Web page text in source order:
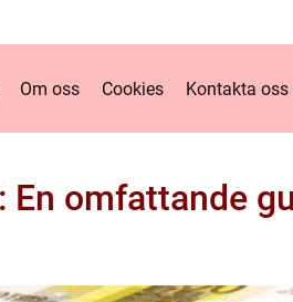
Om oss Cookies Kontakta oss
En omfattande